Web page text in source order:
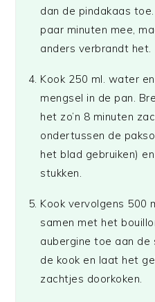
dan de pindakaas
paar minuten mee,
anders verbrandt het.
Kook 250 ml. water
mengsel in de pan.
het zo’n 8 minuten
ondertussen de
het blad gebruiken)
stukken.
Kook vervolgens 500
samen met het
aubergine toe aan de
de kook en laat het
zachtjes doorkoken.